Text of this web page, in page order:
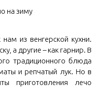
из венгерской кухни.
а другие – как гарнир. В
традиционного блюда
и репчатый лук. Но в
приготовления лечо